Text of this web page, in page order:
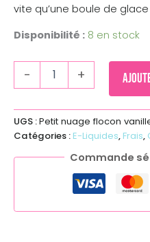
vite qu’une boule de
Disponibilité : 8 en stock
- +
UGS :Petit nuage flocon
Catégories : E-Liquides, Frais,
Commande